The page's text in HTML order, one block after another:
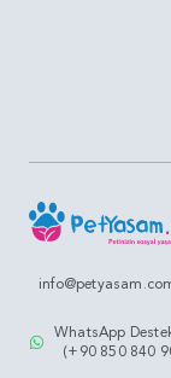
WhatsApp
(+90 850 840